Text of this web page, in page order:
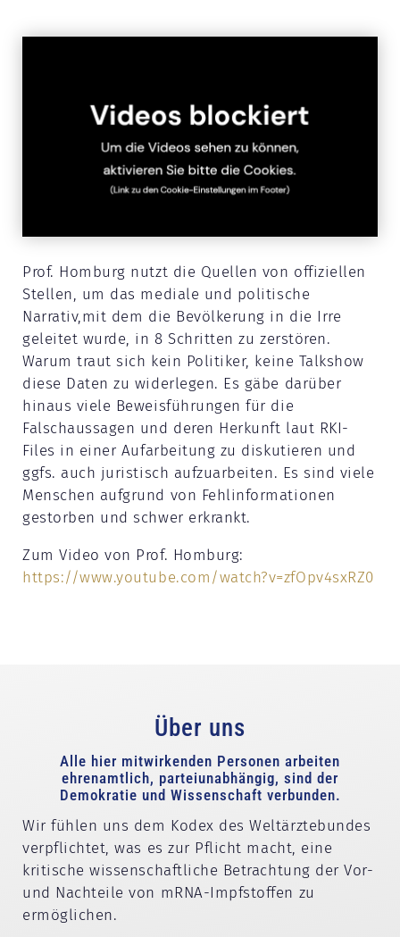
Prof. Homburg nutzt die Quellen von offiziellen
Stellen, um das mediale und politische
Narrativ,mit dem die Bevölkerung in die Irre
geleitet wurde, in 8 Schritten zu zerstören.
Warum traut sich kein Politiker, keine Talkshow
diese Daten zu widerlegen. Es gäbe darüber
hinaus viele Beweisführungen für die
Falschaussagen und deren Herkunft laut RKI-
Files in einer Aufarbeitung zu diskutieren und
ggfs. auch juristisch aufzuarbeiten. Es sind viele
Menschen aufgrund von Fehlinformationen
gestorben und schwer erkrankt.
Zum Video von Prof. Homburg:
https://www.youtube.com/watch?v=zfOpv4sxRZ0
Über uns
Alle hier mitwirkenden Personen arbeiten
ehrenamtlich, parteiunabhängig, sind der
Demokratie und Wissenschaft verbunden.
Wir fühlen uns dem Kodex des Weltärztebundes
verpflichtet, was es zur Pflicht macht, eine
kritische wissenschaftliche Betrachtung der Vor-
und Nachteile von mRNA-Impfstoffen zu
ermöglichen.